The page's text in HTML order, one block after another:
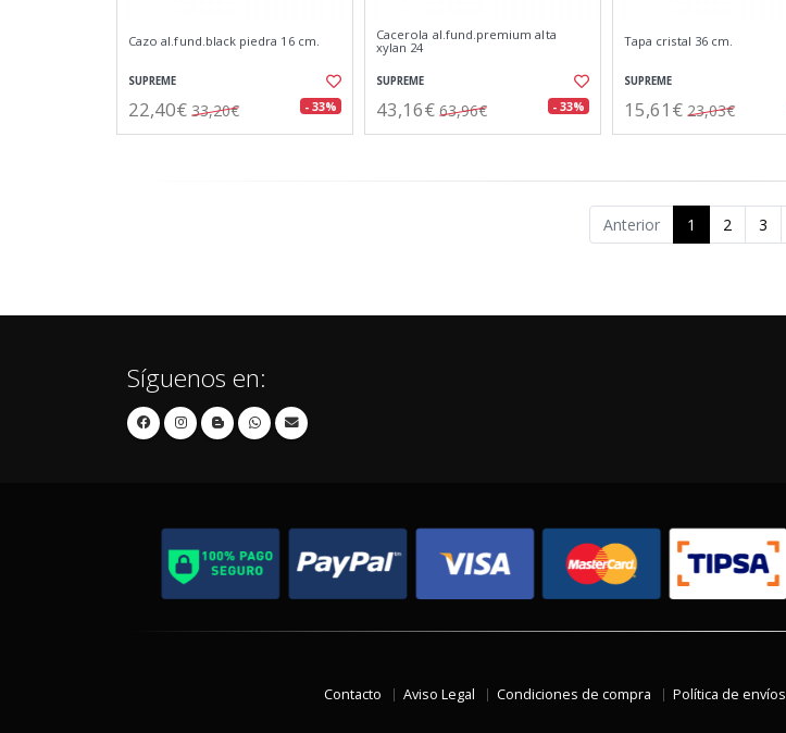
Cazo al.fund.black piedra 16 cm.
SUPREME
22,40€ 33,20€ - 33%
Cacerola al.fund.premium alta
xylan 24
SUPREME
43,16€ 63,96€ - 33%
Tapa cristal 36 cm.
SUPREME
15,61€ 23,03€
Anterior 1 2 3
Síguenos en:
Contacto Aviso Legal Condiciones de compra Política de envíos